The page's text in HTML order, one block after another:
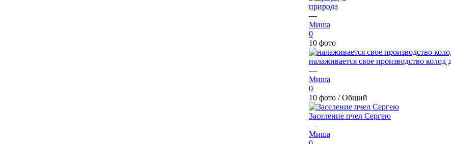
природа
—
Миша
0
10 фото
налаживается свое производство колод
—
Миша
0
10 фото /Общий
Заселение пчел Сергею
—
Миша